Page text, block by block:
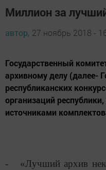
Миллион за
автор, 27 ноябрь 2018 -
Государственный
архивному делу (далее-
республиканских
организаций
источниками
- «Лучший архив